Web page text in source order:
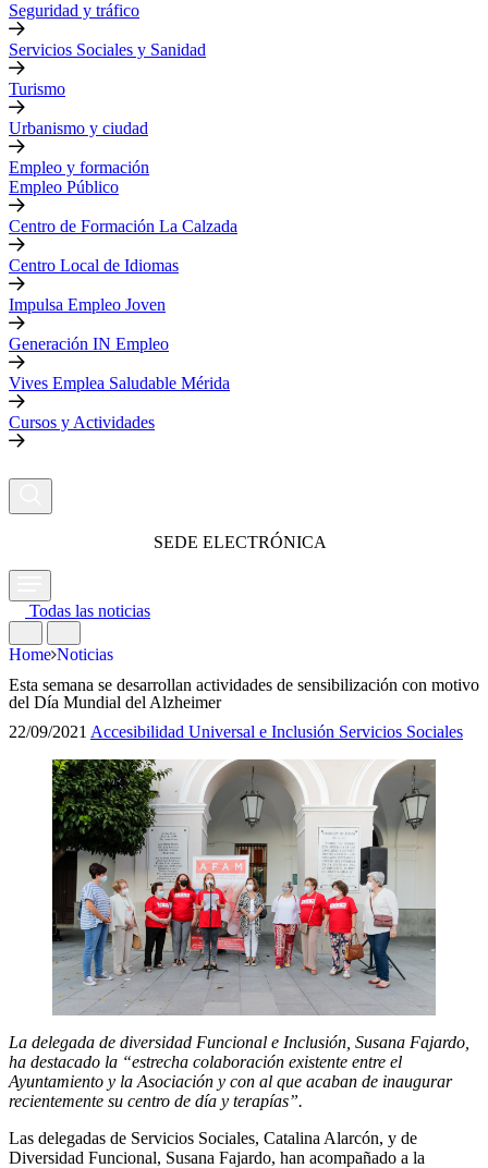
Seguridad y tráfico
Servicios Sociales y Sanidad
Turismo
Urbanismo y ciudad
Empleo y formación
Empleo Público
Centro de Formación La Calzada
Centro Local de Idiomas
Impulsa Empleo Joven
Generación IN Empleo
Vives Emplea Saludable Mérida
Cursos y Actividades
SEDE ELECTRÓNICA
Todas las noticias
Home Noticias
Esta semana se desarrollan actividades de sensibilización con motivo
del Día Mundial del Alzheimer
22/09/2021 Accesibilidad Universal e Inclusión Servicios Sociales
La delegada de diversidad Funcional e Inclusión, Susana Fajardo,
ha destacado la “estrecha colaboración existente entre el
Ayuntamiento y la Asociación y con al que acaban de inaugurar
recientemente su centro de día y terapías”.
Las delegadas de Servicios Sociales, Catalina Alarcón, y de
Diversidad Funcional, Susana Fajardo, han acompañado a la